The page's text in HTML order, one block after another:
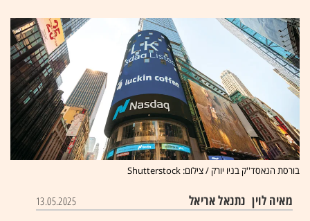
בורסת הנאסד''ק בניו יורק / צילום: Shutterstock
מאיה לוין נתנאל אריאל 13.05.2025